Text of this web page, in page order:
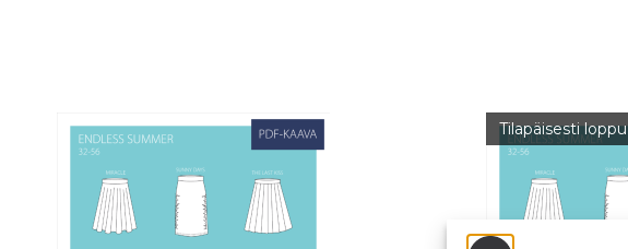
Tilapäisesti loppu